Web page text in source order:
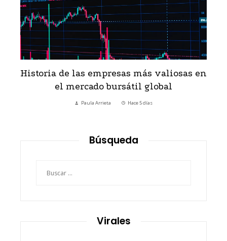
Historia de las empresas más valiosas en
el mercado bursátil global
Paula Arrieta Hace 5 días
Búsqueda
Virales